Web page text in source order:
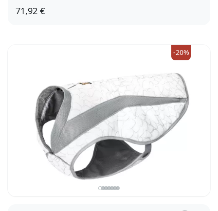
71,92 €
-20%